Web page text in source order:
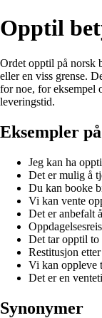
Opptil
Ordet opptil på norsk
eller en viss grense.
for noe, for eksempel
leveringstid.
Eksempler
Jeg kan ha
Det er mulig å
Du kan booke
Vi kan vente
Det er anbefalt
Det tar opptil to
Restitusjon
Vi kan oppleve
Det er en
Synonymer